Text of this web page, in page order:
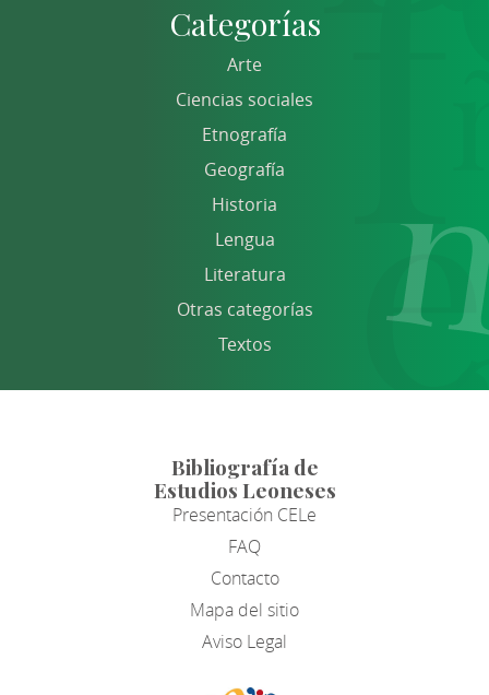
Categorías
Arte
Ciencias sociales
Etnografía
Geografía
Historia
Lengua
Literatura
Otras categorías
Textos
Bibliografía de
Estudios Leoneses
Presentación CELe
FAQ
Contacto
Mapa del sitio
Aviso Legal